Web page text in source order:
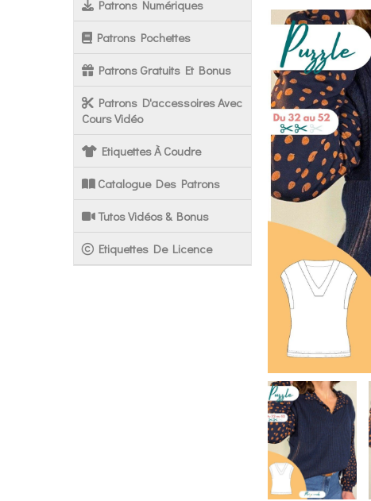
Patrons Numériques
Patrons Pochettes
Patrons Gratuits Et Bonus
Patrons D'accessoires Avec
Cours Vidéo
Etiquettes À Coudre
Catalogue Des Patrons
Tutos Vidéos & Bonus
Etiquettes De Licence